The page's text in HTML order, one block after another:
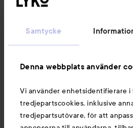
Samtycke
Denna webbplats använder
Vi använder enhetsidentifierare i
tredjepartscookies, inklusive
tredjepartsutövare, för att
Du kanske också gillar